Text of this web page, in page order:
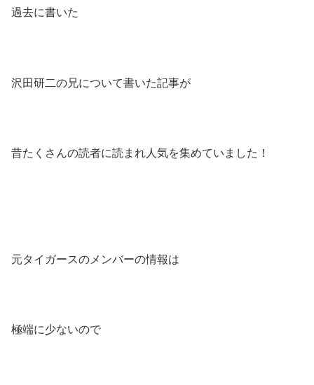
過去に書いた
沢田研二の兄について書いた記事が
昔たくさんの読者に読まれ人気を集めていました！
元タイガースのメンバーの情報は
極端に少ないので